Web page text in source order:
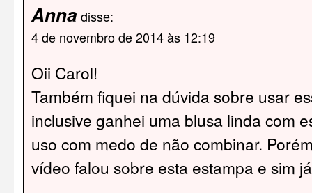
Anna disse:
4 de novembro de 2014 às 12:19
Oii Carol!
Também fiquei na dúvida sobre usar
inclusive ganhei uma blusa linda com
uso com medo de não combinar.
vídeo falou sobre esta estampa e sim